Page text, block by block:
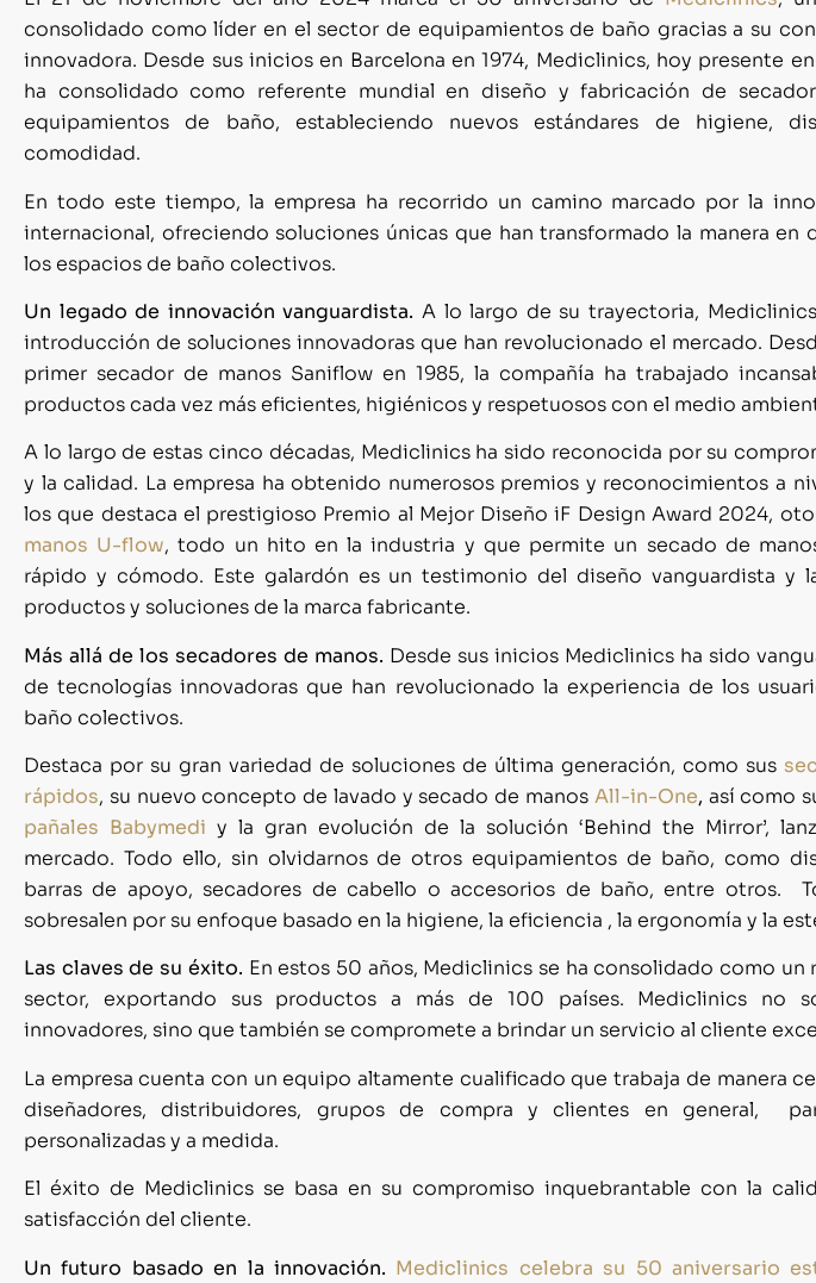
consolidado como líder en el sector de equipamientos de baño gracias a su
innovadora. Desde sus inicios en Barcelona en 1974, Mediclinics, hoy presente
ha consolidado como referente mundial en diseño y fabricación de
equipamientos de baño, estableciendo nuevos estándares de higiene,
comodidad.
En todo este tiempo, la empresa ha recorrido un camino marcado por la
internacional, ofreciendo soluciones únicas que han transformado la manera en
los espacios de baño colectivos.
Un legado de innovación vanguardista. A lo largo de su trayectoria,
introducción de soluciones innovadoras que han revolucionado el mercado.
primer secador de manos Saniflow en 1985, la compañía ha trabajado
productos cada vez más eficientes, higiénicos y respetuosos con el medio
A lo largo de estas cinco décadas, Mediclinics ha sido reconocida por su
y la calidad. La empresa ha obtenido numerosos premios y reconocimientos a
los que destaca el prestigioso Premio al Mejor Diseño iF Design Award 2024,
manos U-flow, todo un hito en la industria y que permite un secado de
rápido y cómodo. Este galardón es un testimonio del diseño vanguardista y
productos y soluciones de la marca fabricante.
Más allá de los secadores de manos. Desde sus inicios Mediclinics ha sido
de tecnologías innovadoras que han revolucionado la experiencia de los
baño colectivos.
Destaca por su gran variedad de soluciones de última generación, como sus
rápidos, su nuevo concepto de lavado y secado de manos All-in-One, así como
pañales Babymedi y la gran evolución de la solución ‘Behind the Mirror’,
mercado. Todo ello, sin olvidarnos de otros equipamientos de baño, como
barras de apoyo, secadores de cabello o accesorios de baño, entre otros.
sobresalen por su enfoque basado en la higiene, la eficiencia , la ergonomía y la
Las claves de su éxito. En estos 50 años, Mediclinics se ha consolidado como un
sector, exportando sus productos a más de 100 países. Mediclinics no
innovadores, sino que también se compromete a brindar un servicio al cliente
La empresa cuenta con un equipo altamente cualificado que trabaja de manera
diseñadores, distribuidores, grupos de compra y clientes en general,
personalizadas y a medida.
El éxito de Mediclinics se basa en su compromiso inquebrantable con la
satisfacción del cliente.
Un futuro basado en la innovación. Mediclinics celebra su 50 aniversario